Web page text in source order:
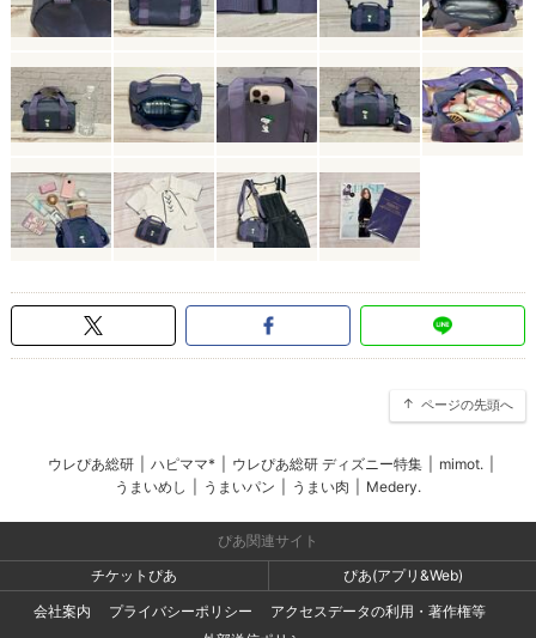
ページの先頭へ
ウレぴあ総研 ハピママ* ウレぴあ総研 ディズニー特集 mimot.
うまいめし
うまいパン うまい肉 Medery.
ぴあ関連サイト
チケットぴあ
ぴあ(アプリ&Web)
会社案内
プライバシーポリシー
アクセスデータの利用・著作権等